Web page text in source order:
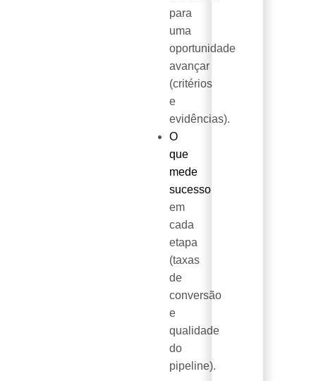
para
uma
oportunidade
avançar
(critérios
e
evidências).
O
que
mede
sucesso
em
cada
etapa
(taxas
de
conversão
e
qualidade
do
pipeline).